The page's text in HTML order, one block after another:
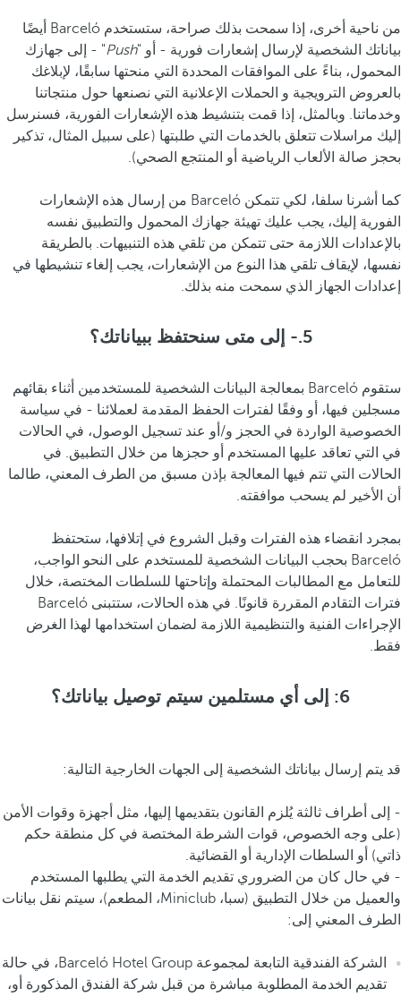
من ناحية أخرى، إذا سمحت بذلك صراحة، ستستخدم Barceló أيضًا
بياناتك الشخصية لإرسال إشعارات فورية - أو "Push" - إلى جهازك
المحمول، بناءً على الموافقات المحددة التي منحتها سابقًا، لإبلاغك
بالعروض الترويجية و الحملات الإعلانية التي نصنعها حول منتجاتنا
وخدماتنا. وبالمثل، إذا قمت بتنشيط هذه الإشعارات الفورية، فسنرسل
إليك مراسلات تتعلق بالخدمات التي طلبتها (على سبيل المثال، تذكير
بحجز صالة الألعاب الرياضية أو المنتجع الصحي).
كما أشرنا سلفا، لكي تتمكن Barceló من إرسال هذه الإشعارات
الفورية إليك، يجب عليك تهيئة جهازك المحمول والتطبيق نفسه
بالإعدادات اللازمة حتى تتمكن من تلقي هذه التنبيهات. بالطريقة
نفسها، لإيقاف تلقي هذا النوع من الإشعارات، يجب إلغاء تنشيطها في
إعدادات الجهاز الذي سمحت منه بذلك.
5.- إلى متى سنحتفظ ببياناتك؟
ستقوم Barceló بمعالجة البيانات الشخصية للمستخدمين أثناء بقائهم
مسجلين فيها، أو وفقًا لفترات الحفظ المقدمة لعملائنا - في سياسة
الخصوصية الواردة في الحجز و/أو عند تسجيل الوصول، في الحالات
في التي تعاقد عليها المستخدم أو حجزها من خلال التطبيق. في
الحالات التي تتم فيها المعالجة بإذن مسبق من الطرف المعني، طالما
أن الأخير لم يسحب موافقته.
بمجرد انقضاء هذه الفترات وقبل الشروع في إتلافها، ستحتفظ
Barceló بحجب البيانات الشخصية للمستخدم على النحو الواجب،
للتعامل مع المطالبات المحتملة وإتاحتها للسلطات المختصة، خلال
فترات التقادم المقررة قانونًا. في هذه الحالات، ستتبنى Barceló
الإجراءات الفنية والتنظيمية اللازمة لضمان استخدامها لهذا الغرض
فقط.
6: إلى أي مستلمين سيتم توصيل بياناتك؟
قد يتم إرسال بياناتك الشخصية إلى الجهات الخارجية التالية:
- إلى أطراف ثالثة يُلزم القانون بتقديمها إليها، مثل أجهزة وقوات الأمن
(على وجه الخصوص، قوات الشرطة المختصة في كل منطقة حكم
ذاتي) أو السلطات الإدارية أو القضائية.
- في حال كان من الضروري تقديم الخدمة التي يطلبها المستخدم
والعميل من خلال التطبيق (سبا، Miniclub، المطعم)، سيتم نقل بيانات
الطرف المعني إلى:
الشركة الفندقية التابعة لمجموعة Barceló Hotel Group، في حالة
تقديم الخدمة المطلوبة مباشرة من قبل شركة الفندق المذكورة أو،